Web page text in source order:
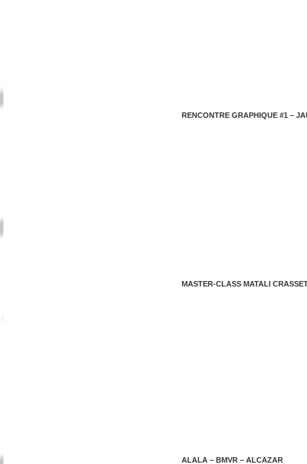
RENCONTRE GRAPHIQUE #1 –
MASTER-CLASS MATALI
ALALA – BMVR – ALCAZAR